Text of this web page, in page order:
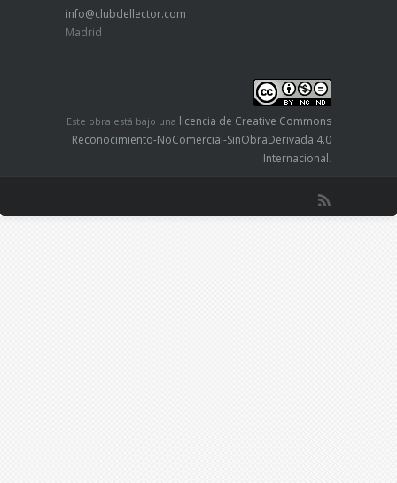
info@clubdellector.com
Madrid
Este obra está bajo una licencia de Creative Commons
Reconocimiento-NoComercial-SinObraDerivada 4.0
Internacional